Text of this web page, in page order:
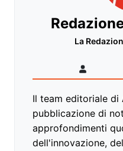
La
Il team editoriale di
pubblicazione di
approfondimenti
dell'innovazione,